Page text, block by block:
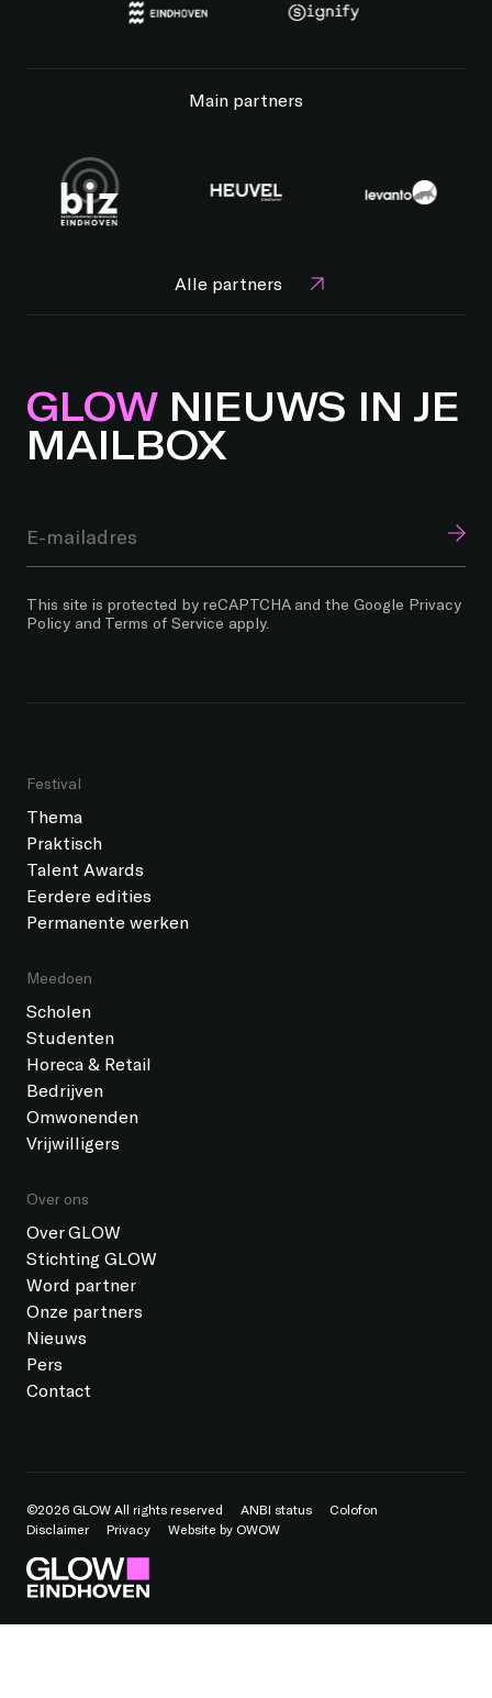
Main partners
Alle partners
Festival
Thema
Praktisch
Talent Awards
Eerdere edities
Permanente werken
Meedoen
Scholen
Studenten
Horeca & Retail
Bedrijven
Omwonenden
Vrijwilligers
Over ons
Over GLOW
Stichting GLOW
Word partner
Onze partners
Nieuws
Pers
Contact
GLOWNIEUWS IN JE
MAILBOX
This site is protected by reCAPTCHA and the Google Privacy
Policy and Terms of Service apply.
©2026 GLOW All rights reserved ANBI status
Colofon
Disclaimer
Privacy Website by OWOW